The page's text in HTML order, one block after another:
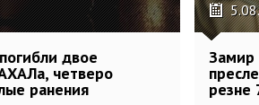
двое
четверо
ранения
Замир
резне